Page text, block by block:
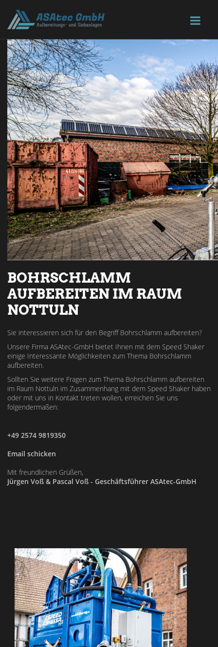
BOHRSCHLAMM
AUFBEREITEN IM RAUM
NOTTULN
Sie interessieren sich für den Begriff Bohrschlamm aufbereiten?
Unsere Firma ASAtec-GmbH bietet Ihnen mit dem Speed Shaker
einige Interessante Möglichkeiten zum Thema Bohrschlamm
aufbereiten.
Sollten Sie weitere Fragen zum Thema Bohrschlamm aufbereiten
im Raum Nottuln im Zusammenhang mit dem Speed Shaker haben
oder mit uns in Kontakt treten wollen, erreichen Sie uns
folgendermaßen:
+49 2574 9819350
Email schicken
Mit freundlichen Grüßen,
Jürgen Voß & Pascal Voß - Geschäftsführer ASAtec-GmbH